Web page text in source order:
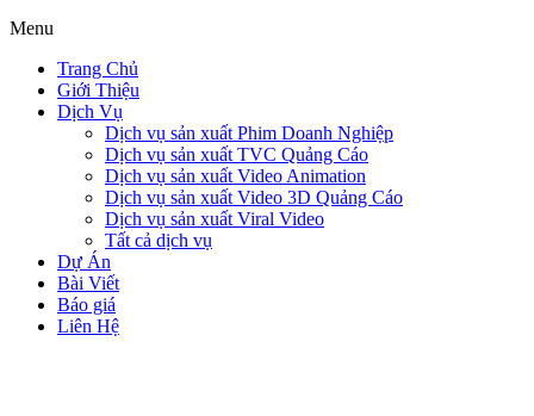
Menu
Trang Chủ
Giới Thiệu
Dịch Vụ
Dịch vụ sản xuất Phim Doanh Nghiệp
Dịch vụ sản xuất TVC Quảng Cáo
Dịch vụ sản xuất Video Animation
Dịch vụ sản xuất Video 3D Quảng Cáo
Dịch vụ sản xuất Viral Video
Tất cả dịch vụ
Dự Án
Bài Viết
Báo giá
Liên Hệ